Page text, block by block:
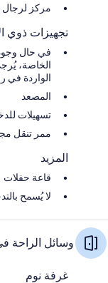
مركز لرجال
تجهيزات ذوي
في حال
الخاصة،
الواردة في
المصعد
تسهيلات
ممر تنقل
المزيد
قاعة حفلات
لا يُسمح
وسائل الراحة
غرفة نوم